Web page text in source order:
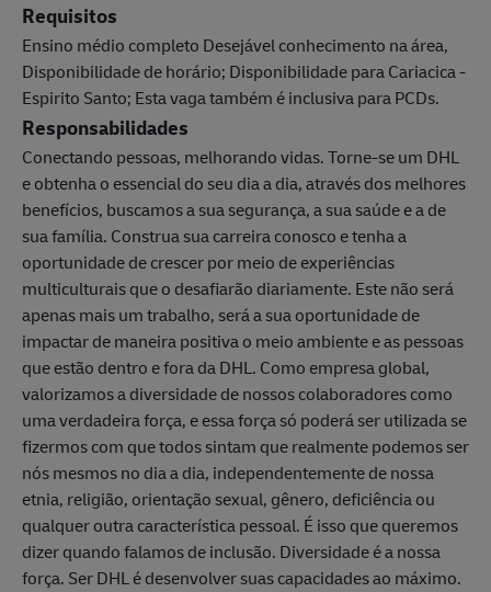
Requisitos
Ensino médio completo Desejável conhecimento na área,
Disponibilidade de horário; Disponibilidade para Cariacica -
Espirito Santo; Esta vaga também é inclusiva para PCDs.
Responsabilidades
Conectando pessoas, melhorando vidas. Torne-se um DHL
e obtenha o essencial do seu dia a dia, através dos melhores
benefícios, buscamos a sua segurança, a sua saúde e a de
sua família. Construa sua carreira conosco e tenha a
oportunidade de crescer por meio de experiências
multiculturais que o desafiarão diariamente. Este não será
apenas mais um trabalho, será a sua oportunidade de
impactar de maneira positiva o meio ambiente e as pessoas
que estão dentro e fora da DHL. Como empresa global,
valorizamos a diversidade de nossos colaboradores como
uma verdadeira força, e essa força só poderá ser utilizada se
fizermos com que todos sintam que realmente podemos ser
nós mesmos no dia a dia, independentemente de nossa
etnia, religião, orientação sexual, gênero, deficiência ou
qualquer outra característica pessoal. É isso que queremos
dizer quando falamos de inclusão. Diversidade é a nossa
força. Ser DHL é desenvolver suas capacidades ao máximo.